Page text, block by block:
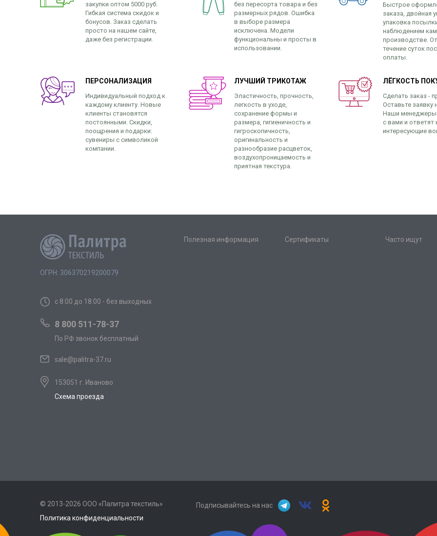
закупки оптом 5000 руб.
Гибкая система скидок и
бонусов. Заказ сделать
просто на нашем сайте,
даже без регистрации.
без пересорта товара и без
размерных рядов. Ошибка
в выборе размера
исключена. Модели
функциональны и просты в
использовании.
Быстрое
заказа, двойная
упаковка
наблюдением
производстве.
течение суток
оплаты.
ПЕРСОНАЛИЗАЦИЯ
Индивидуальный подход к
каждому клиенту. Новые
клиенты становятся
постоянными. Скидки,
поощрения и подарки:
сувениры с символикой
компании.
ЛУЧШИЙ ТРИКОТАЖ
Эластичность, прочность,
легкость в уходе,
сохранение формы и
размера, гигиеничность и
гигроскопичность,
оригинальность и
разнообразие расцветок,
воздухопроницаемость и
приятная текстура.
ЛЁГКОСТЬ
Сделать заказ -
Оставьте заявку
Наши менеджеры
с вами и ответят
интересующие
ОГРН: 306370219200079
с 8:00 до 18:00 - без выходных
8 800 511-78-37
По РФ звонок бесплатный
sale@palitra-37.ru
153051 г. Иваново
Схема проезда
Полезная информация Сертификаты Часто ищут
© 2013-2026 ООО «Палитра текстиль»
Политика конфиденциальности
Подписывайтесь на нас